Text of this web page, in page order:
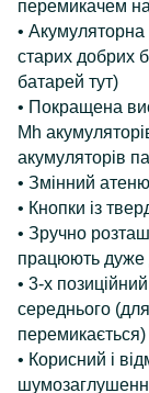
перемикачем
•
старих добрих
батарей тут)
• Покращена
Mh
акумуляторів
• Змінний
• Кнопки із
• Зручно
працюють дуже
• 3-х
середнього
перемикається)
• Корисний і